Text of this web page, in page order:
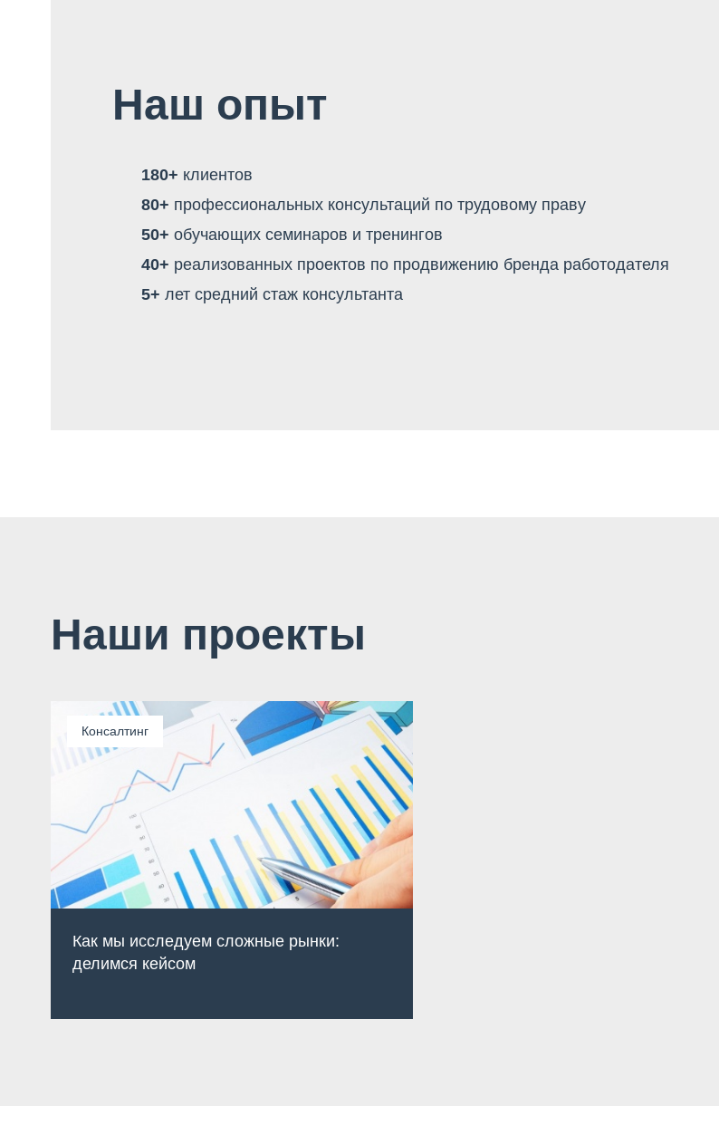
Наш опыт
180+ клиентов
80+ профессиональных консультаций по трудовому праву
50+ обучающих семинаров и тренингов
40+ реализованных проектов по продвижению бренда работодателя
5+ лет средний стаж консультанта
Наши проекты
Консалтинг
Как мы исследуем сложные рынки:
делимся кейсом